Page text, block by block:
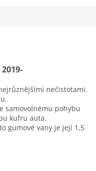
nečistotami.
samovolnému pohybu
kufru auta.
gumové vany je její 1,5